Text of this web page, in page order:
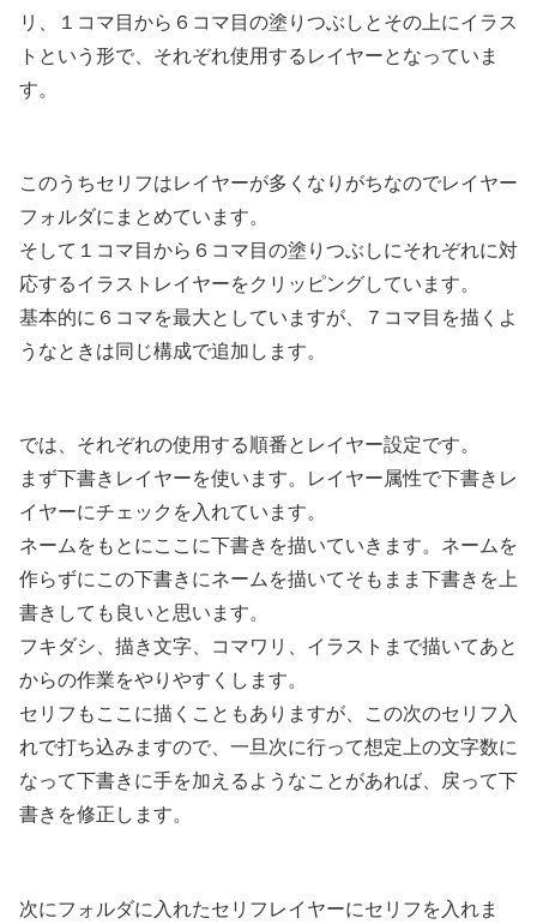
リ、１コマ目から６コマ目の塗りつぶしとその上にイラス
トという形で、それぞれ使用するレイヤーとなっていま
す。
このうちセリフはレイヤーが多くなりがちなのでレイヤー
フォルダにまとめています。
そして１コマ目から６コマ目の塗りつぶしにそれぞれに対
応するイラストレイヤーをクリッピングしています。
基本的に６コマを最大としていますが、７コマ目を描くよ
うなときは同じ構成で追加します。
では、それぞれの使用する順番とレイヤー設定です。
まず下書きレイヤーを使います。レイヤー属性で下書きレ
イヤーにチェックを入れています。
ネームをもとにここに下書きを描いていきます。ネームを
作らずにこの下書きにネームを描いてそもまま下書きを上
書きしても良いと思います。
フキダシ、描き文字、コマワリ、イラストまで描いてあと
からの作業をやりやすくします。
セリフもここに描くこともありますが、この次のセリフ入
れで打ち込みますので、一旦次に行って想定上の文字数に
なって下書きに手を加えるようなことがあれば、戻って下
書きを修正します。
次にフォルダに入れたセリフレイヤーにセリフを入れま